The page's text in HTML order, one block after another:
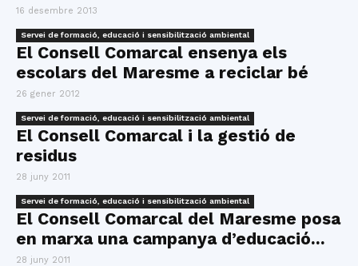
16 desembre 2013
Servei de formació, educació i sensibilització ambiental
El Consell Comarcal ensenya els
escolars del Maresme a reciclar bé
26 gener 2012
Servei de formació, educació i sensibilització ambiental
El Consell Comarcal i la gestió de
residus
28 juny 2011
Servei de formació, educació i sensibilització ambiental
El Consell Comarcal del Maresme posa
en marxa una campanya d’educació...
28 juny 2011